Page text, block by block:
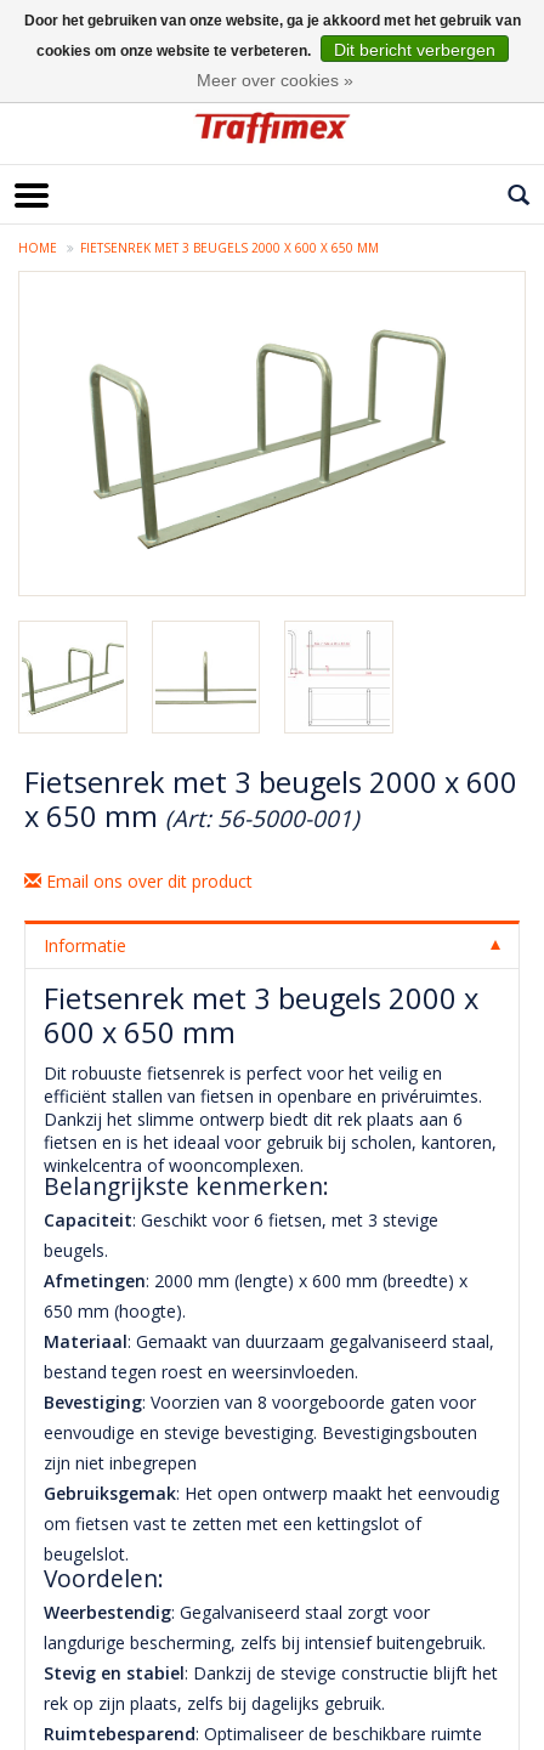
HOME FIETSENREK MET 3 BEUGELS 2000 X 600 X 650 MM
Fietsenrek met 3 beugels 2000 x 600
x 650 mm (Art: 56-5000-001)
Email ons over dit product
Informatie
Fietsenrek met 3 beugels 2000 x
600 x 650 mm
Dit robuuste fietsenrek is perfect voor het veilig en
efficiënt stallen van fietsen in openbare en privéruimtes.
Dankzij het slimme ontwerp biedt dit rek plaats aan 6
fietsen en is het ideaal voor gebruik bij scholen, kantoren,
winkelcentra of wooncomplexen.
Belangrijkste kenmerken:
Capaciteit: Geschikt voor 6 fietsen, met 3 stevige
beugels.
Afmetingen: 2000 mm (lengte) x 600 mm (breedte) x
650 mm (hoogte).
Materiaal: Gemaakt van duurzaam gegalvaniseerd staal,
bestand tegen roest en weersinvloeden.
Bevestiging: Voorzien van 8 voorgeboorde gaten voor
eenvoudige en stevige bevestiging. Bevestigingsbouten
zijn niet inbegrepen
Gebruiksgemak: Het open ontwerp maakt het eenvoudig
om fietsen vast te zetten met een kettingslot of
beugelslot.
Voordelen:
Weerbestendig: Gegalvaniseerd staal zorgt voor
langdurige bescherming, zelfs bij intensief buitengebruik.
Stevig en stabiel: Dankzij de stevige constructie blijft het
rek op zijn plaats, zelfs bij dagelijks gebruik.
Ruimtebesparend: Optimaliseer de beschikbare ruimte
Door het gebruiken van onze website, ga je akkoord met het gebruik van
cookies om onze website te verbeteren.
Dit bericht verbergen
Meer over cookies »